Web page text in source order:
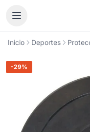
Inicio Deportes
-29%